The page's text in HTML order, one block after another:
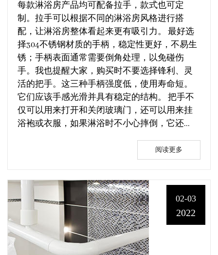
每款淋浴房产品均可配备拉手，款式也可定
制。拉手可以根据不同的淋浴房风格进行搭
配，让淋浴房整体看起来更有吸引力。 最好选
择304不锈钢材质的手柄，稳定性更好，不易生
锈；手柄表面通常需要倒角处理，以免碰伤
手。我也提醒大家，购买时不要选择锋利、灵
活的把手。这三种手柄强度低，使用寿命短。
它们应该手感光滑并具有稳定的结构。 把手不
仅可以用来打开和关闭玻璃门，还可以用来挂
浴袍或衣服，如果淋浴时不小心摔倒，它还...
阅读更多
02-03
2022